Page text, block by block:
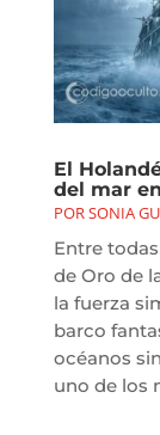
El
del mar
PORSONIA
Entre
de Oro de
la fuerza
barco
océanos
uno de los